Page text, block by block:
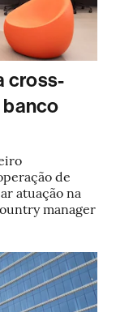
cross-
banco
de
atuação na
manager